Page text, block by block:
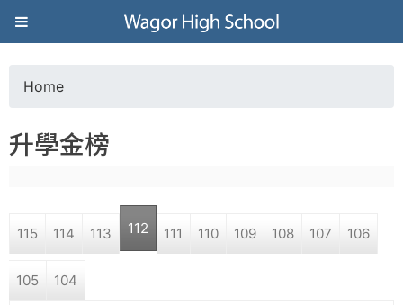
Jump to navigation
葳
格
高
學
o
a
r
Home
升學金榜
115 114 113 112 111 110 109 108 107 106
105 104